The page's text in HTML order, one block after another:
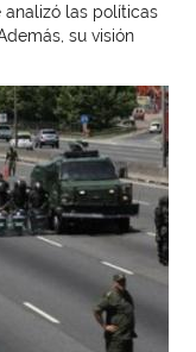
analizó las políticas
su visión